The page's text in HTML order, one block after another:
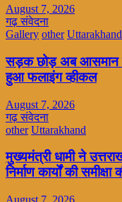
August 7, 2026
गढ़ संवेदना
Gallery other Uttarakhand
सड़क छोड़ अब आसमान से
हुआ फलाइंग व्हीकल
August 7, 2026
गढ़ संवेदना
other Uttarakhand
मुख्यमंत्री धामी ने
निर्माण कार्यों की समीक्षा
August 7, 2026